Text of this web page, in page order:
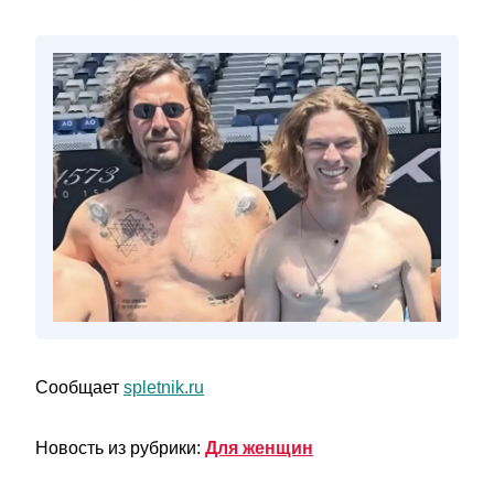
Сообщает spletnik.ru
Новость из рубрики: Для женщин